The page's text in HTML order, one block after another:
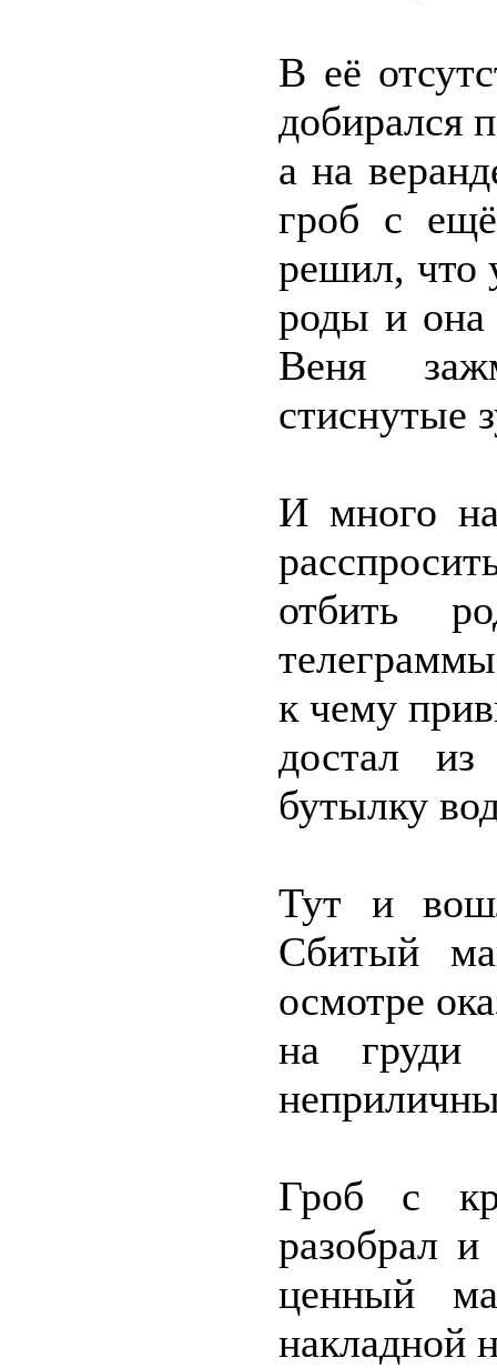
В её
добирался
а на
гроб с
решил, что
роды и она
Веня
стиснутые
И много
отбить
к чему
достал из
бутылку
Тут и
Сбитый
осмотре
на груди
Гроб с
разобрал
ценный
накладной